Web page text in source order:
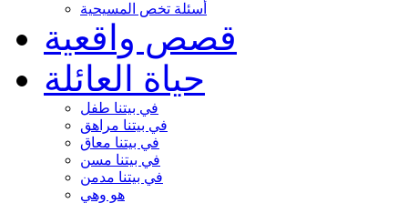
أسئلة تخص المسيحية
قصص واقعية
حياة العائلة
في بيتنا طفل
في بيتنا مراهق
في بيتنا معاق
في بيتنا مسن
في بيتنا مدمن
هو وهي